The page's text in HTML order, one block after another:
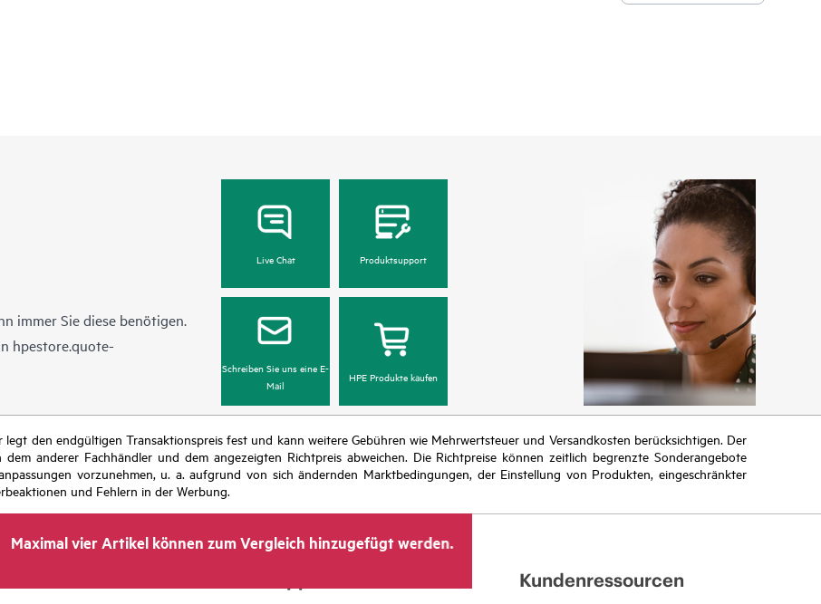
immer Sie diese benötigen.
hpestore.quote-
Live Chat Produktsupport
Schreiben Sie uns eine E-
Mail
HPE Produkte kaufen
den endgültigen Transaktionspreis fest und kann weitere Gebühren wie Mehrwertsteuer und Versandkosten berücksichtigen. Der
anderer Fachhändler und dem angezeigten Richtpreis abweichen. Die Richtpreise können zeitlich begrenzte Sonderangebote
vorzunehmen, u. a. aufgrund von sich ändernden Marktbedingungen, der Einstellung von Produkten, eingeschränkter
und Fehlern in der Werbung.
Maximal vier Artikel können zum Vergleich hinzugefügt werden.
Kundenressourcen